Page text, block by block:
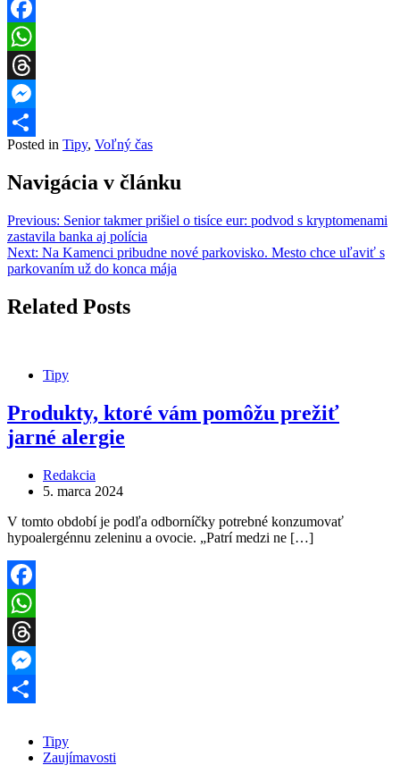
Facebook
WhatsApp
Threads
Messenger
Share
Posted in Tipy, Voľný čas
Navigácia v článku
Previous: Senior takmer prišiel o tisíce eur: podvod s kryptomenami
zastavila banka aj polícia
Next: Na Kamenci pribudne nové parkovisko. Mesto chce uľaviť s
parkovaním už do konca mája
Related Posts
Tipy
Produkty, ktoré vám pomôžu prežiť
jarné alergie
Redakcia
5. marca 2024
V tomto období je podľa odborníčky potrebné konzumovať
hypoalergénnu zeleninu a ovocie. „Patrí medzi ne […]
Facebook
WhatsApp
Threads
Messenger
Tipy
Zaujímavosti